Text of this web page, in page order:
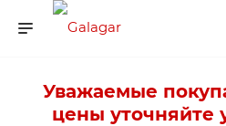
Уважаемые
цены уточняйте